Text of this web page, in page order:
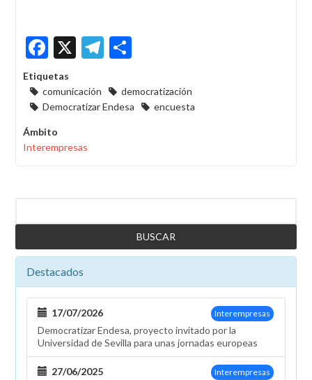
Facebook
X Telegram
Etiquetas
comunicación
democratización
Democratizar Endesa
encuesta
Ámbito
Interempresas
Destacados
Interempresas
17/07/2026
Democratizar Endesa, proyecto invitado por la
Universidad de Sevilla para unas jornadas europeas
Interempresas
27/06/2025